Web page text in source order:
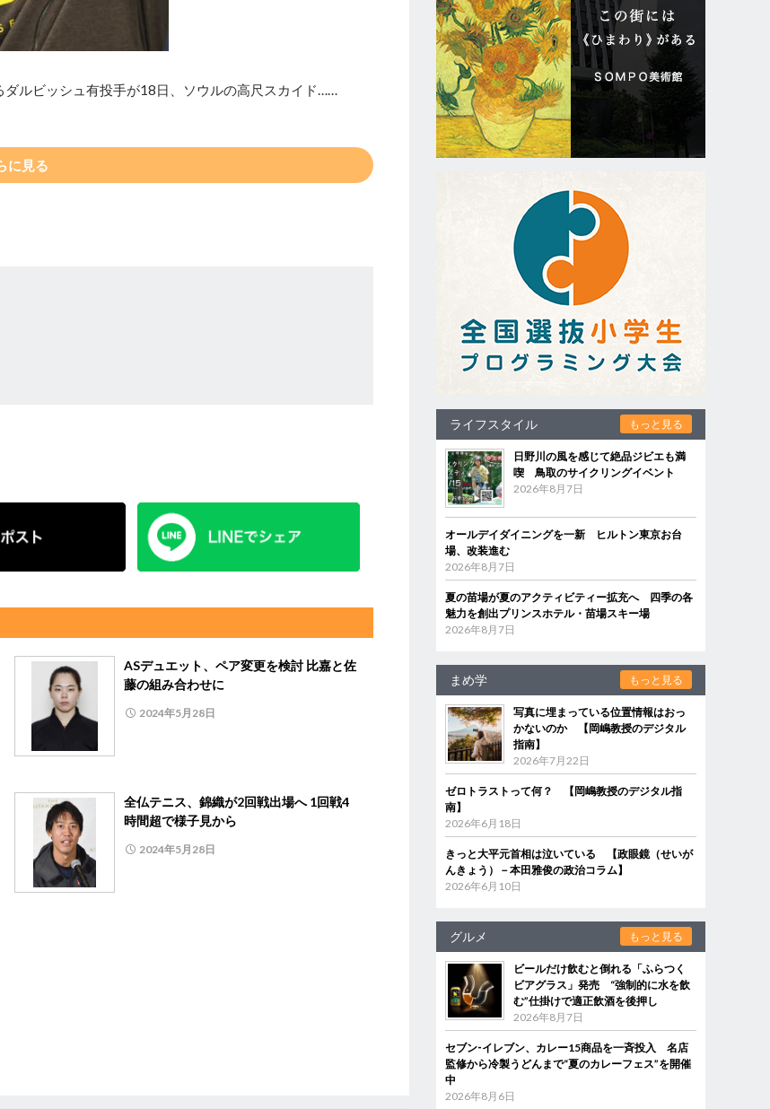
ダルビッシュ有投手が18日、ソウルの高尺スカイド……
に見る
ASデュエット、ペア変更を検討 比嘉と佐
藤の組み合わせに
2024年5月28日
全仏テニス、錦織が2回戦出場へ 1回戦4
時間超で様子見から
2024年5月28日
ライフスタイル もっと見る
日野川の風を感じて絶品ジビエも満
喫 鳥取のサイクリングイベント
2026年8月7日
オールデイダイニングを一新 ヒルトン東京お台
場、改装進む
2026年8月7日
夏の苗場が夏のアクティビティー拡充へ 四季の各
魅力を創出プリンスホテル・苗場スキー場
2026年8月7日
まめ学 もっと見る
写真に埋まっている位置情報はおっ
かないのか 【岡嶋教授のデジタル
指南】
2026年7月22日
ゼロトラストって何？ 【岡嶋教授のデジタル指
南】
2026年6月18日
きっと大平元首相は泣いている 【政眼鏡（せいが
んきょう）－本田雅俊の政治コラム】
2026年6月10日
グルメ もっと見る
ビールだけ飲むと倒れる「ふらつく
ビアグラス」発売 “強制的に水を飲
む”仕掛けで適正飲酒を後押し
2026年8月7日
セブン‐イレブン、カレー15商品を一斉投入 名店
監修から冷製うどんまで“夏のカレーフェス”を開催
中
2026年8月6日